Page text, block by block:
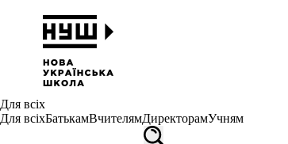
Для всіх
Для всіхБатькамВчителямДиректорамУчням